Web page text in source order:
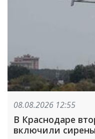
08.08.2026 12:55
В Краснодаре
включили